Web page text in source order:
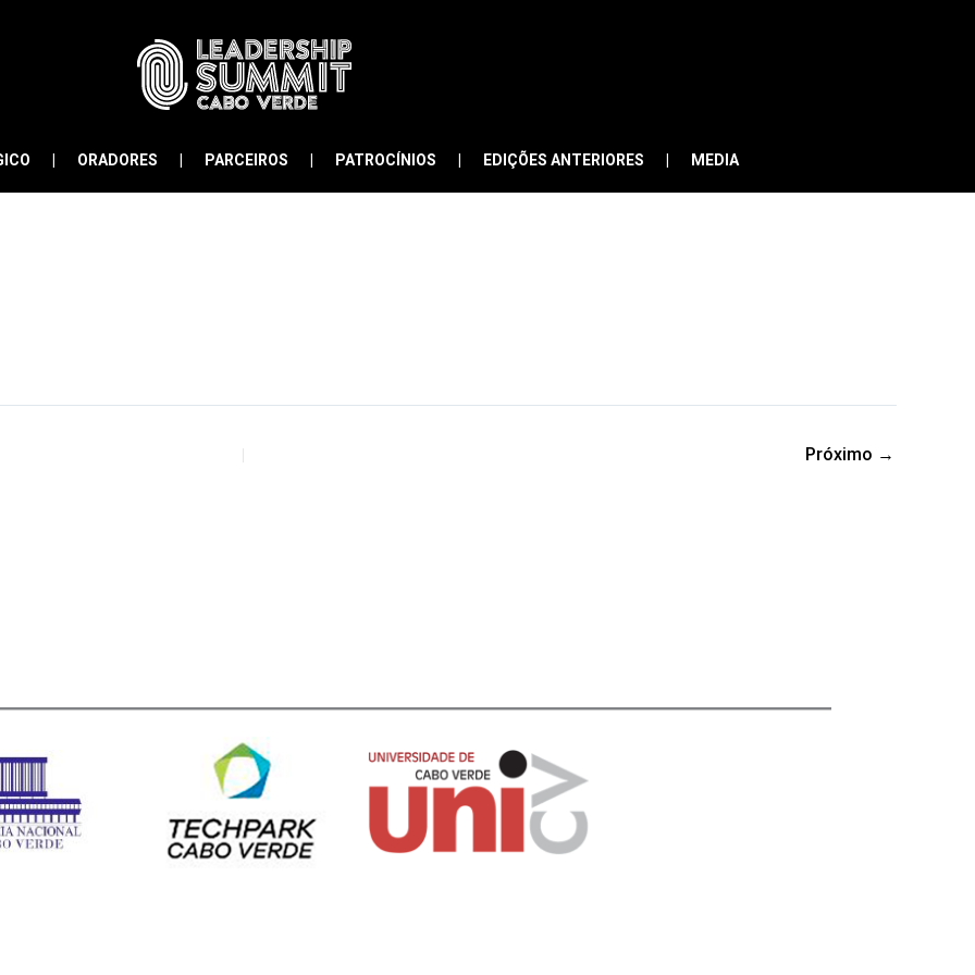
ORADORES PARCEIROS PATROCÍNIOS EDIÇÕES ANTERIORES MEDIA
Próximo →